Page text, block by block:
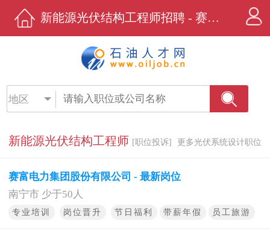
新能源光伏结构工程师招聘 - 赛富电力集团股份有限公司 - 石油人才网
地区
新能源光伏结构工程师 [职位投诉] 更多光伏系统设计职位
赛富电力集团股份有限公司 - 最新岗位
南宁市 少于50人
专业培训 岗位晋升 节日福利 带薪年假 员工旅游